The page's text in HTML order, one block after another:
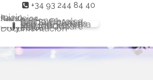
+34 93 244 84 40
Inicio
Servicios
Sectores
Delegaciones
Grupo Obrelsa
Sarl Saim Argel
Eco Ind. Chilena
Eco Ind. Peruana
Eco Ind. Renovables
Master Quadre
Proyectos
Documentación